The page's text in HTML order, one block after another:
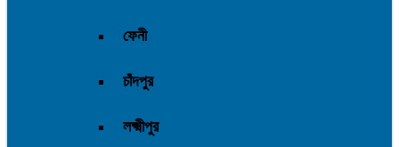
ফেনী
চাঁদপুর
লক্ষ্মীপুর